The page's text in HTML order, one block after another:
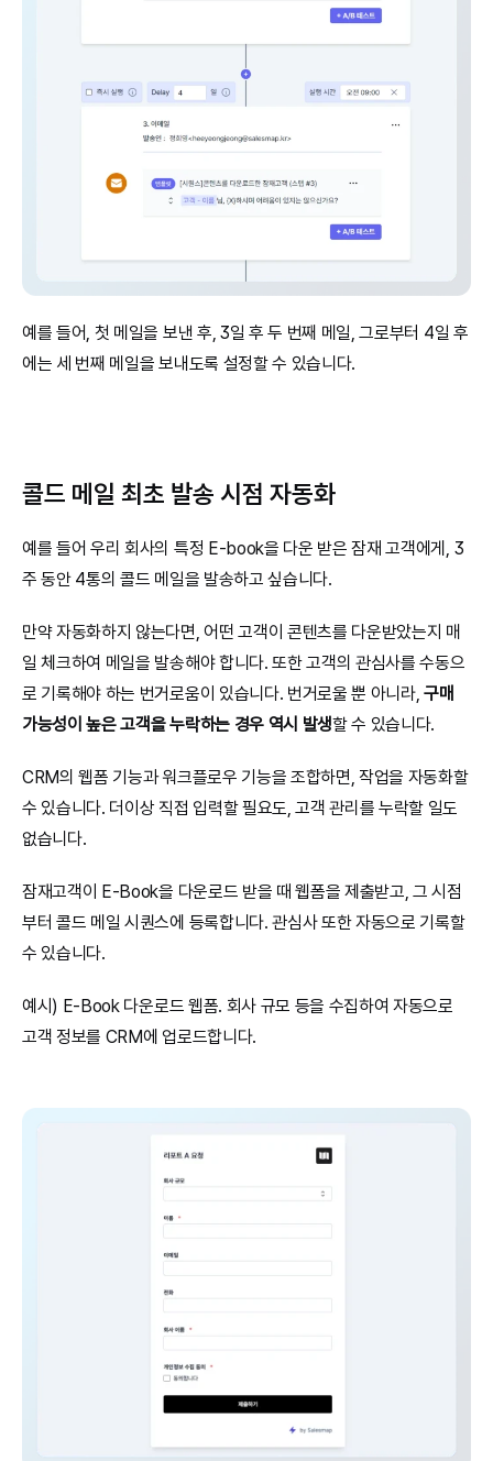
예를 들어, 첫 메일을 보낸 후, 3일 후 두 번째 메일, 그로부터 4일 후
에는 세 번째 메일을 보내도록 설정할 수 있습니다.
콜드 메일 최초 발송 시점 자동화
예를 들어 우리 회사의 특정 E-book을 다운 받은 잠재 고객에게, 3
주 동안 4통의 콜드 메일을 발송하고 싶습니다.
만약 자동화하지 않는다면, 어떤 고객이 콘텐츠를 다운받았는지 매
일 체크하여 메일을 발송해야 합니다. 또한 고객의 관심사를 수동으
로 기록해야 하는 번거로움이 있습니다. 번거로울 뿐 아니라, 구매
가능성이 높은 고객을 누락하는 경우 역시 발생할 수 있습니다.
CRM의 웹폼 기능과 워크플로우 기능을 조합하면, 작업을 자동화할
수 있습니다. 더이상 직접 입력할 필요도, 고객 관리를 누락할 일도
없습니다.
잠재고객이 E-Book을 다운로드 받을 때 웹폼을 제출받고, 그 시점
부터 콜드 메일 시퀀스에 등록합니다. 관심사 또한 자동으로 기록할
수 있습니다.
예시) E-Book 다운로드 웹폼. 회사 규모 등을 수집하여 자동으로
고객 정보를 CRM에 업로드합니다.